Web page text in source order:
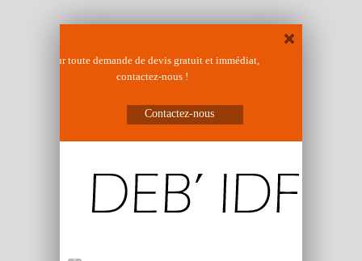
Pour toute demande de devis gratuit et immédiat,
contactez-nous !
Contactez-nous